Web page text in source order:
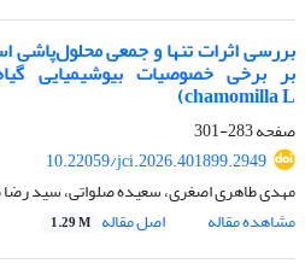
بررسی اثرات تنها و جمعی محلول‌پاشی
chamomilla L)
صفحه283-301
10.22059/jci.2026.401899.2949
مهدی طاهری اصغری، سعیده صلواتی، سید رضا
مشاهده مقاله
اصل مقاله 1.29 M